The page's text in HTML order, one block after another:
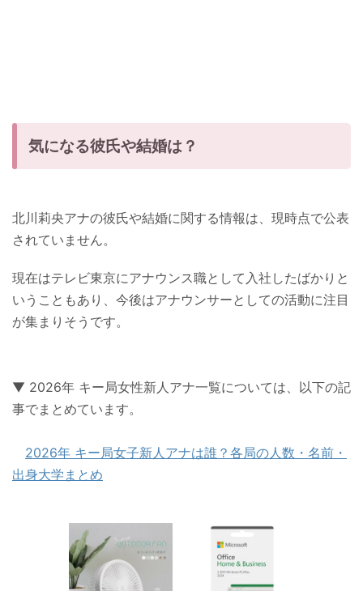
気になる彼氏や結婚は？
北川莉央アナの彼氏や結婚に関する情報は、現時点で公表
されていません。
現在はテレビ東京にアナウンス職として入社したばかりと
いうこともあり、今後はアナウンサーとしての活動に注目
が集まりそうです。
▼ 2026年 キー局女性新人アナ一覧については、以下の記
事でまとめています。
2026年 キー局女子新人アナは誰？各局の人数・名前・
出身大学まとめ